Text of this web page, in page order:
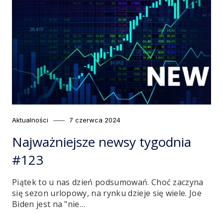
Category
Aktualności
Posted
7 czerwca 2024
Najważniejsze newsy tygodnia
#123
Piątek to u nas dzień podsumowań. Choć zaczyna
się sezon urlopowy, na rynku dzieje się wiele. Joe
Biden jest na "nie…